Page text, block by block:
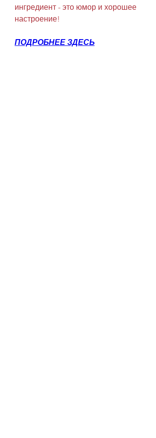
ингредиент - это юмор и хорошее
настроение!
ПОДРОБНЕЕ ЗДЕСЬ